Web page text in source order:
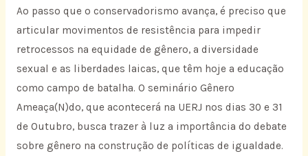
Ao passo que o conservadorismo avança, é preciso que
articular movimentos de resistência para impedir
retrocessos na equidade de gênero, a diversidade
sexual e as liberdades laicas, que têm hoje a educação
como campo de batalha. O seminário Gênero
Ameaça(N)do, que acontecerá na UERJ nos dias 30 e 31
de Outubro, busca trazer à luz a importância do debate
sobre gênero na construção de políticas de igualdade.